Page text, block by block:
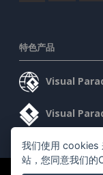
特色产品
Visual
Visual
我们使用 cookies
站，您同意我们的